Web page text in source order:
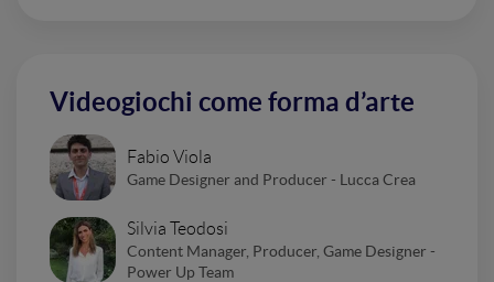
Videogiochi come forma d’arte
Fabio Viola
Game Designer and Producer - Lucca Crea
Silvia Teodosi
Content Manager, Producer, Game Designer -
Power Up Team